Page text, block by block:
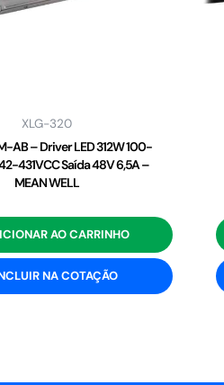
XLG-320
AB – Driver LED 312W 100-
431VCC Saída 48V 6,5A –
MEAN WELL
AO CARRINHO
NA COTAÇÃO